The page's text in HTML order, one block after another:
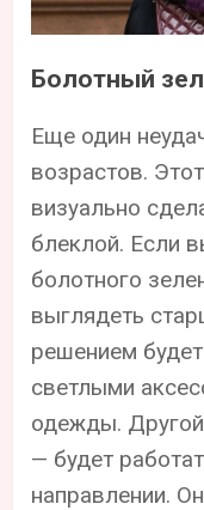
Болотный
Еще один
возрастов.
визуально
блеклой. Если
болотного
выглядеть
решением
светлыми
одежды.
— будет
направлении.